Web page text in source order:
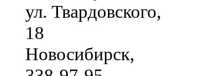
ул. Твардовского,
18
Новосибирск,